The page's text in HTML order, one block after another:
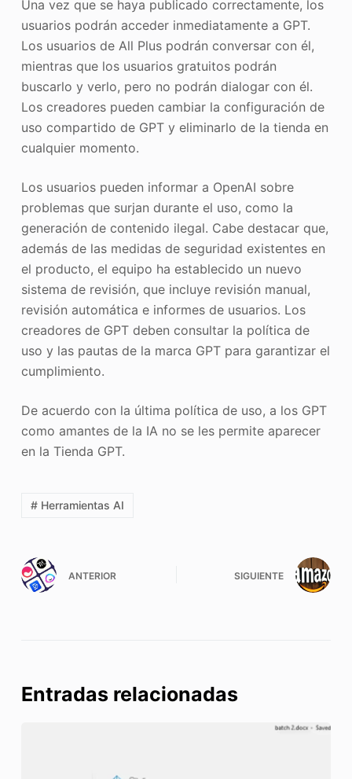
Una vez que se haya publicado correctamente, los
usuarios podrán acceder inmediatamente a GPT.
Los usuarios de All Plus podrán conversar con él,
mientras que los usuarios gratuitos podrán
buscarlo y verlo, pero no podrán dialogar con él.
Los creadores pueden cambiar la configuración de
uso compartido de GPT y eliminarlo de la tienda en
cualquier momento.
Los usuarios pueden informar a OpenAI sobre
problemas que surjan durante el uso, como la
generación de contenido ilegal. Cabe destacar que,
además de las medidas de seguridad existentes en
el producto, el equipo ha establecido un nuevo
sistema de revisión, que incluye revisión manual,
revisión automática e informes de usuarios. Los
creadores de GPT deben consultar la política de
uso y las pautas de la marca GPT para garantizar el
cumplimiento.
De acuerdo con la última política de uso, a los GPT
como amantes de la IA no se les permite aparecer
en la Tienda GPT.
# Herramientas AI
ANTERIOR SIGUIENTE
Entradas relacionadas